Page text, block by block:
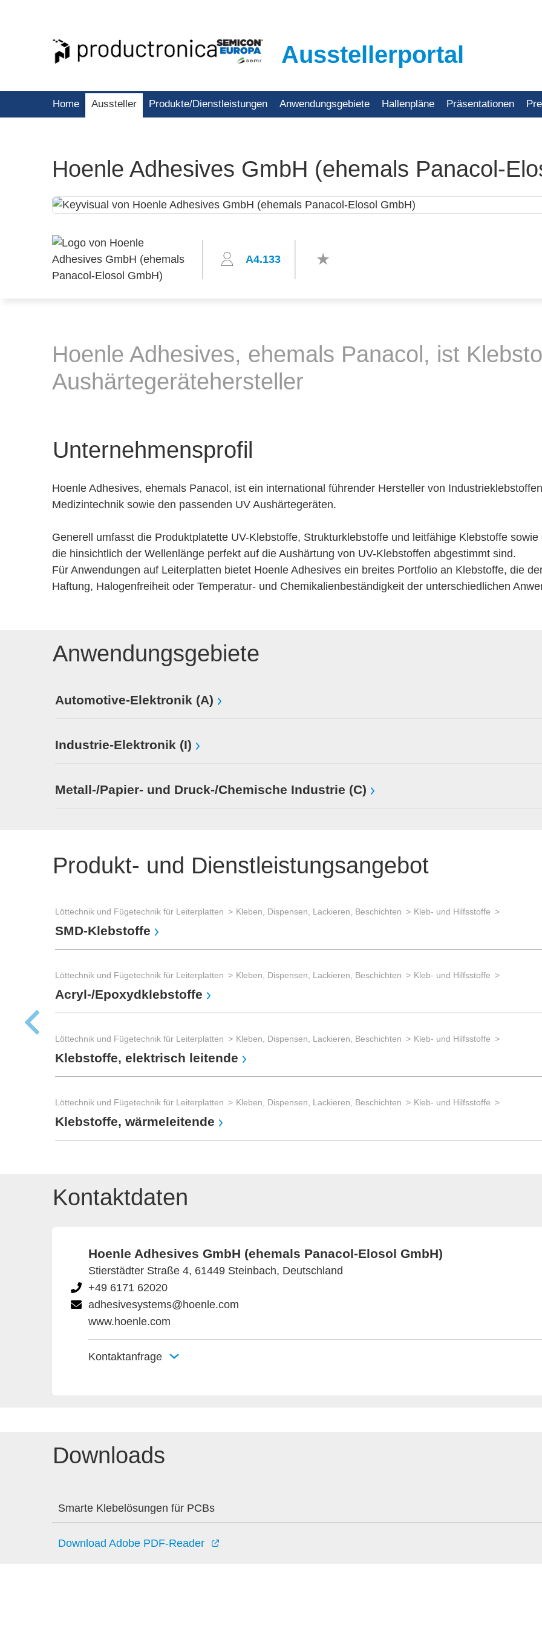
Ausstellerportal
Home Aussteller Produkte/Dienstleistungen Anwendungsgebiete Hallenpläne Präsentationen
Hoenle Adhesives GmbH (ehemals Panacol-
A4.133
Hoenle Adhesives, ehemals Panacol, ist
Aushärtegerätehersteller
Unternehmensprofil
Hoenle Adhesives, ehemals Panacol, ist ein international führender Hersteller von
Medizintechnik sowie den passenden UV Aushärtegeräten.
Generell umfasst die Produktplatette UV-Klebstoffe, Strukturklebstoffe und leitfähige Klebstoffe
die hinsichtlich der Wellenlänge perfekt auf die Aushärtung von UV-Klebstoffen abgestimmt sind.
Für Anwendungen auf Leiterplatten bietet Hoenle Adhesives ein breites Portfolio an Klebstoffe, die
Haftung, Halogenfreiheit oder Temperatur- und Chemikalienbeständigkeit der unterschiedlichen
Anwendungsgebiete
Automotive-Elektronik (A)
Industrie-Elektronik (I)
Metall-/Papier- und Druck-/Chemische Industrie (C)
Produkt- und Dienstleistungsangebot
Löttechnik und Fügetechnik für Leiterplatten Kleben, Dispensen, Lackieren, Beschichten Kleb- und Hilfsstoffe
SMD-Klebstoffe
Löttechnik und Fügetechnik für Leiterplatten Kleben, Dispensen, Lackieren, Beschichten Kleb- und Hilfsstoffe
Acryl-/Epoxydklebstoffe
Löttechnik und Fügetechnik für Leiterplatten Kleben, Dispensen, Lackieren, Beschichten Kleb- und Hilfsstoffe
Klebstoffe, elektrisch leitende
Löttechnik und Fügetechnik für Leiterplatten Kleben, Dispensen, Lackieren, Beschichten Kleb- und Hilfsstoffe
Klebstoffe, wärmeleitende
Kontaktdaten
Hoenle Adhesives GmbH (ehemals Panacol-Elosol GmbH)
Stierstädter Straße 4, 61449 Steinbach, Deutschland
+49 6171 62020
adhesivesystems@hoenle.com
www.hoenle.com
Kontaktanfrage
Downloads
Smarte Klebelösungen für PCBs
Download Adobe PDF-Reader